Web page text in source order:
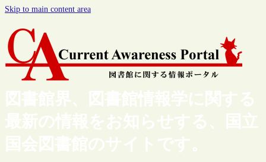
Skip to main content area
図書館界、図書館情報学に関する
最新の情報をお知らせする、国立
国会図書館のサイトです。